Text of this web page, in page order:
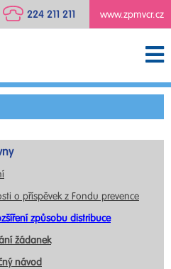
www.zpmvcr.cz
224 211 211
o příspěvek z Fondu prevence
způsobu distribuce
žádanek
návod